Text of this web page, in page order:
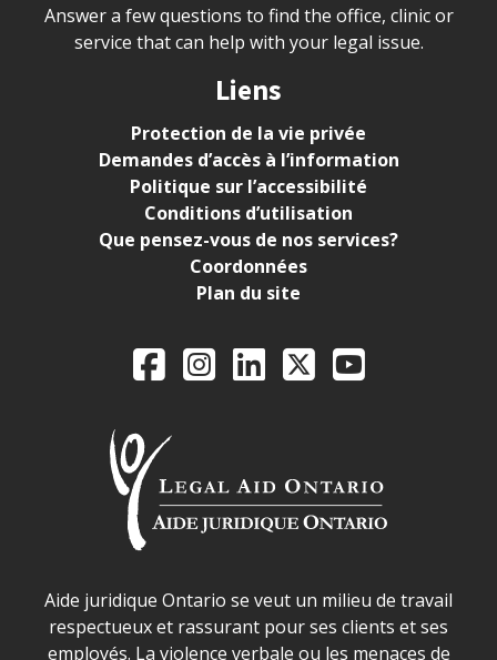
Answer a few questions to find the office, clinic or
service that can help with your legal issue.
Liens
Protection de la vie privée
Demandes d’accès à l’information
Politique sur l’accessibilité
Conditions d’utilisation
Que pensez-vous de nos services?
Coordonnées
Plan du site
Legal Aid Ontario
FacebookInstagram
LinkedIn
X YouTube
Déclaration sur la sécurité dans les locaux d'AJO.
Aide juridique Ontario se veut un milieu de travail
respectueux et rassurant pour ses clients et ses
employés. La violence verbale ou les menaces de